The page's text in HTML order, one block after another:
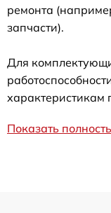
ремонта
запчасти).
Для
характеристикам
Показать